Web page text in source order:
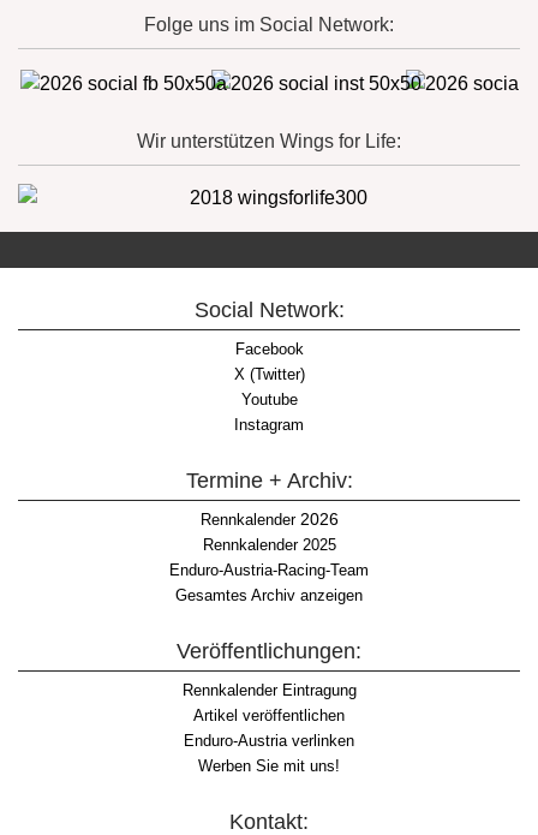
Folge uns im Social Network:
Wir unterstützen Wings for Life:
Social Network:
Facebook
X (Twitter)
Youtube
Instagram
Termine + Archiv:
Rennkalender2026
Rennkalender 2025
Enduro-Austria-Racing-Team
Gesamtes Archiv anzeigen
Veröffentlichungen:
Rennkalender Eintragung
Artikel veröffentlichen
Enduro-Austria verlinken
Werben Sie mit uns!
Kontakt: